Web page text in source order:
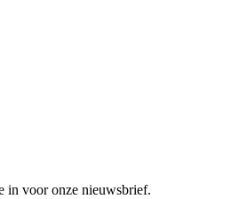
in voor onze nieuwsbrief.